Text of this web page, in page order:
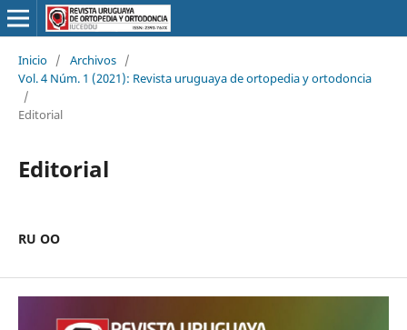
Inicio / Archivos /
Vol. 4 Núm. 1 (2021): Revista uruguaya de ortopedia y ortodoncia
/
Editorial
Editorial
RU OO